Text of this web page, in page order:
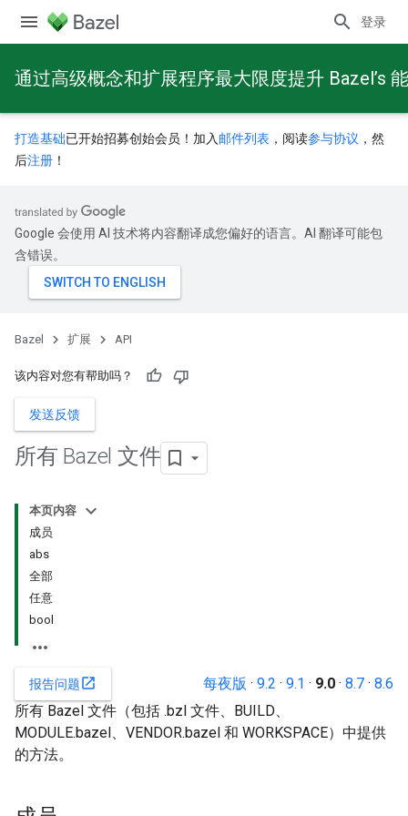
登录
通过高级概念和扩展程序最大限度提升 Bazel’s
打造基础已开始招募创始会员！加入 邮件列表 ，阅读参与协议 ，然
后注册 ！
Google 会使用 AI 技术将内容翻译成您偏好的语言。AI 翻译可能包
含错误。
Bazel 扩展 API
该内容对您有帮助吗？
发送反馈
所有 Bazel 文件
本页内容
成员
abs
全部
任意
bool
报告问题open_in_new 每夜版 · 9.2 · 9.1 · 9.0 · 8.7 · 8.6
所有 Bazel 文件（包括 .bzl 文件、BUILD、
MODULE.bazel、VENDOR.bazel 和 WORKSPACE）中提供
的方法。